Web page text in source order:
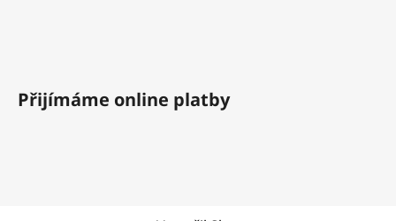
Přijímáme online platby